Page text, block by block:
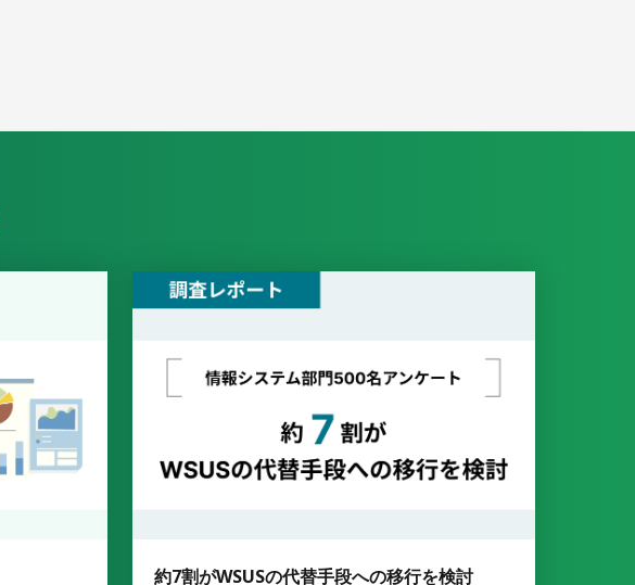
約7割がWSUSの代替手段への移行を検討